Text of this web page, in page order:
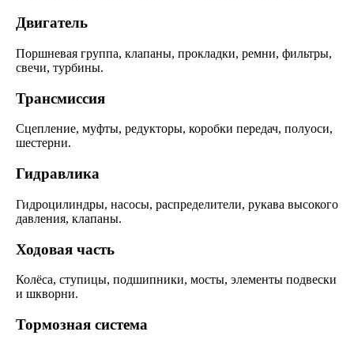
Двигатель
Поршневая группа, клапаны, прокладки, ремни, фильтры,
свечи, турбины.
Трансмиссия
Сцепление, муфты, редукторы, коробки передач, полуоси,
шестерни.
Гидравлика
Гидроцилиндры, насосы, распределители, рукава высокого
давления, клапаны.
Ходовая часть
Колёса, ступицы, подшипники, мосты, элементы подвески
и шкворни.
Тормозная система